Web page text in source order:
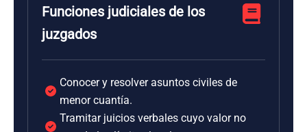
Funciones judiciales de los
juzgados
Conocer y resolver asuntos civiles de
menor cuantía.
Tramitar juicios verbales cuyo valor no